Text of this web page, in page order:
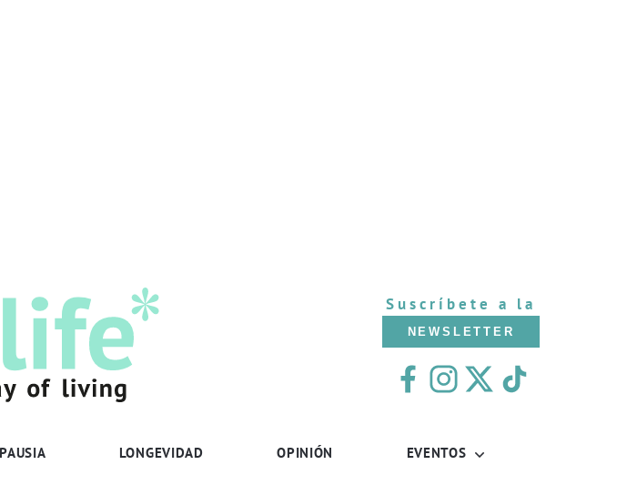
Suscríbete a la
NEWSLETTER
LONGEVIDAD OPINIÓN EVENTOS